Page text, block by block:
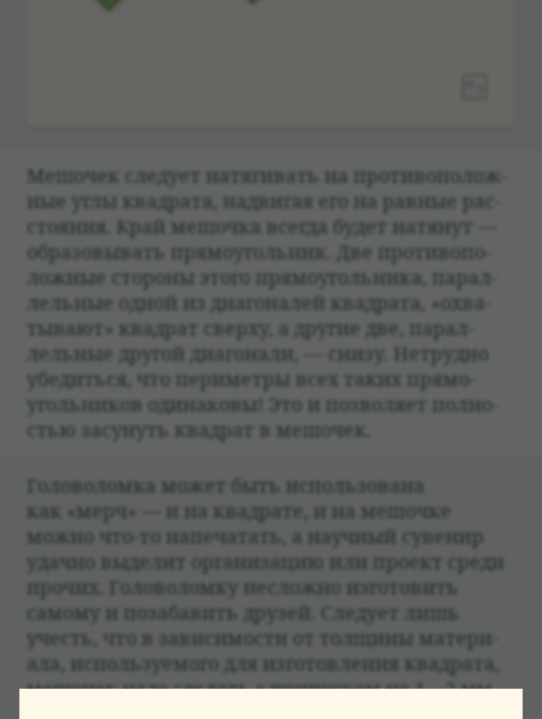
Мешо­чек сле­дует натяги­вать на про­ти­вопо­лож­
ные углы квад­рата, надвигая его на рав­ные рас­
сто­я­ния. Край мешочка все­гда будет натя­нут —
обра­зо­вы­вать прямо­уголь­ник. Две про­ти­вопо­
лож­ные сто­роны этого прямо­уголь­ника, парал­
лель­ные одной из диаго­на­лей квад­рата, «охва­
ты­вают» квад­рат сверху, а другие две, парал­
лель­ные дру­гой диаго­нали, — снизу. Нетрудно
убе­диться, что периметры всех таких прямо­
уголь­ни­ков оди­на­ковы! Это и поз­во­ляет пол­но­
стью засу­нуть квад­рат в мешо­чек.
Голо­во­ломка может быть исполь­зо­вана
как «мерч» — и на квад­рате, и на мешочке
можно что-то напе­ча­тать, а науч­ный суве­нир
удачно выде­лит орга­ни­за­цию или про­ект среди
про­чих. Голо­во­ломку несложно изго­то­вить
самому и поза­ба­вить дру­зей. Сле­дует лишь
учесть, что в зави­симо­сти от толщины мате­ри­
ала, исполь­зу­емого для изго­тов­ле­ния квад­рата,
мешо­чек надо сде­лать с при­пус­ком на 1—2 мм